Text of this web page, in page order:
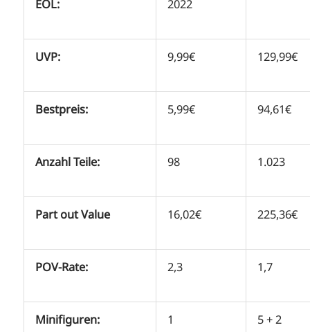
EOL: 2022
UVP: 9,99€ 129,99€
Bestpreis: 5,99€ 94,61€
Anzahl Teile: 98 1.023
Part out Value 16,02€ 225,36€
POV-Rate: 2,3 1,7
Minifiguren: 1 5 + 2